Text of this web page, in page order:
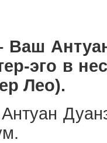
Ваш
эго в
Лео).